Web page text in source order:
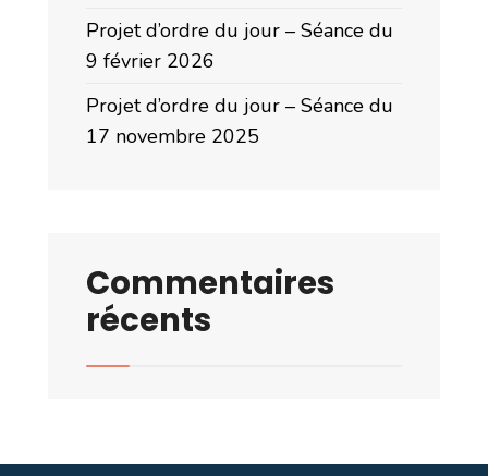
Projet d’ordre du jour – Séance du
9 février 2026
Projet d’ordre du jour – Séance du
17 novembre 2025
Commentaires
récents